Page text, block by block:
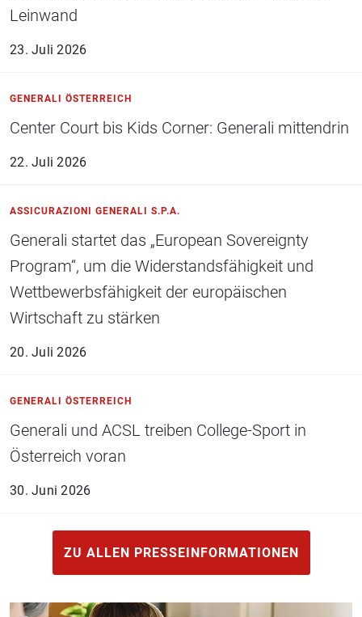
Leinwand
23. Juli 2026
GENERALI ÖSTERREICH
Center Court bis Kids Corner: Generali mittendrin
22. Juli 2026
ASSICURAZIONI GENERALI S.P.A.
Generali startet das „European Sovereignty
Program“, um die Widerstandsfähigkeit und
Wettbewerbsfähigkeit der europäischen
Wirtschaft zu stärken
20. Juli 2026
GENERALI ÖSTERREICH
Generali und ACSL treiben College-Sport in
Österreich voran
30. Juni 2026
ZU ALLEN PRESSEINFORMATIONEN